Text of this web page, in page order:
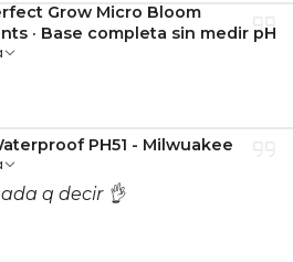
paladares exigentes.
efecto que combina
y revitalizante
Grow Micro Bloom
· Base completa sin medir pH
PH51 - Milwuakee
q decir 👌